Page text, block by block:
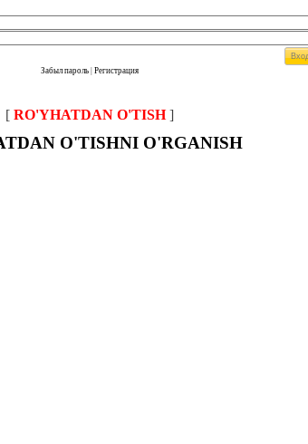
Забыл пароль Регистрация
[ RO'YHATDAN O'TISH]
O'TISHNI O'RGANISH